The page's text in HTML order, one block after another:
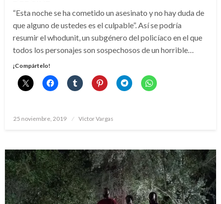
“Esta noche se ha cometido un asesinato y no hay duda de
que alguno de ustedes es el culpable”. Así se podría
resumir el whodunit, un subgénero del policíaco en el que
todos los personajes son sospechosos de un horrible…
¡Compártelo!
Publicado
25 noviembre, 2019 Víctor Vargas